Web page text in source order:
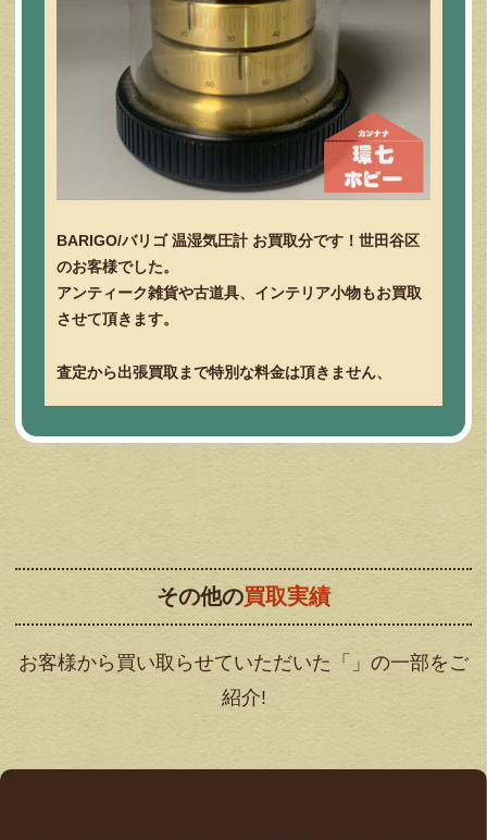
BARIGO/バリゴ 温湿気圧計 お買取分です！世田谷区
のお客様でした。
アンティーク雑貨や古道具、インテリア小物もお買取
させて頂きます。
査定から出張買取まで特別な料金は頂きません、
その他の買取実績
お客様から買い取らせていただいた「」の一部をご
紹介!